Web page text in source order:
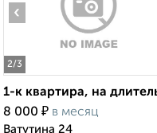
2/3
‹
1-к квартира, на
8 000 ₽ в месяц
Ватутина 24